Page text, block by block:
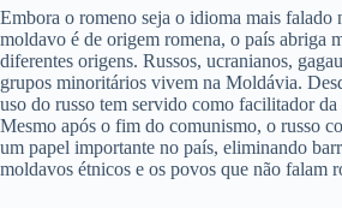
Embora o romeno seja o idioma mais falado
moldavo é de origem romena, o país abriga
diferentes origens. Russos, ucranianos,
grupos minoritários vivem na Moldávia.
uso do russo tem servido como facilitador
Mesmo após o fim do comunismo, o russo
um papel importante no país, eliminando
moldavos étnicos e os povos que não falam